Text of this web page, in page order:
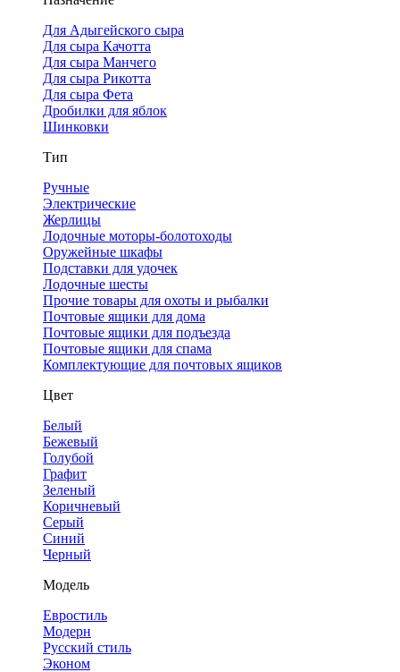
Для Адыгейского сыра
Для сыра Качотта
Для сыра Манчего
Для сыра Рикотта
Для сыра Фета
Дробилки для яблок
Шинковки
Тип
Ручные
Электрические
Жерлицы
Лодочные моторы-болотоходы
Оружейные шкафы
Подставки для удочек
Лодочные шесты
Прочие товары для охоты и рыбалки
Почтовые ящики для дома
Почтовые ящики для подъезда
Почтовые ящики для спама
Комплектующие для почтовых ящиков
Цвет
Белый
Бежевый
Голубой
Графит
Зеленый
Коричневый
Серый
Синий
Черный
Модель
Евростиль
Модерн
Русский стиль
Эконом